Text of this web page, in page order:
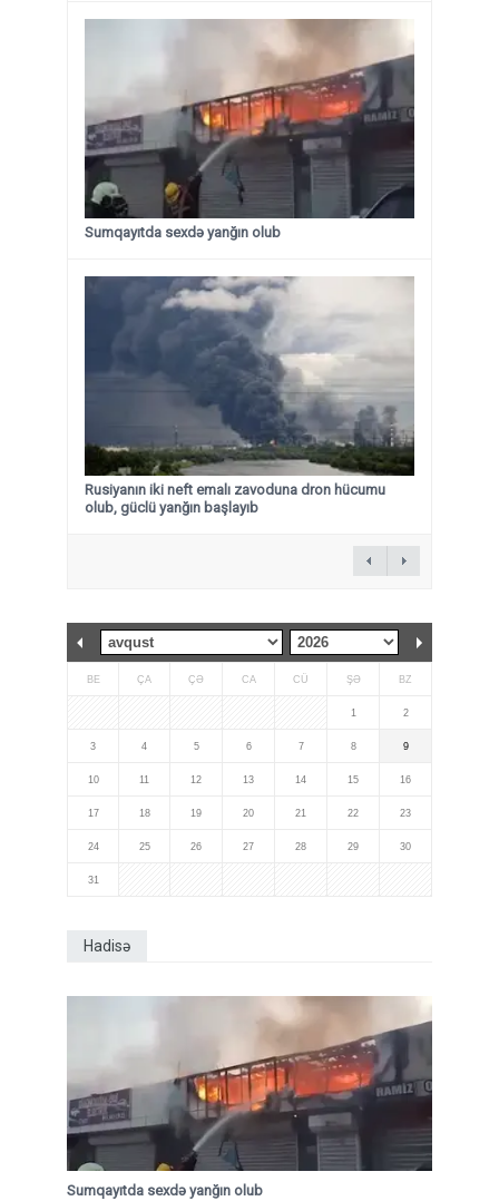
Sumqayıtda sexdə yanğın olub
Rusiyanın iki neft emalı zavoduna dron hücumu
olub, güclü yanğın başlayıb
BE ÇA ÇƏ CA CÜ ŞƏ BZ
1 2
3 4 5 6 7 8 9
10 11 12 13 14 15 16
17 18 19 20 21 22 23
24 25 26 27 28 29 30
31
Hadisə
Sumqayıtda sexdə yanğın olub